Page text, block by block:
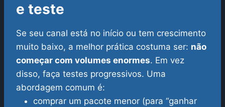
e teste
Se seu canal está no início ou tem crescimento
muito baixo, a melhor prática costuma ser: não
começar com volumes enormes. Em vez
disso, faça testes progressivos. Uma
abordagem comum é:
comprar um pacote menor (para “ganhar